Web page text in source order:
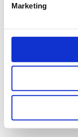
Marketing